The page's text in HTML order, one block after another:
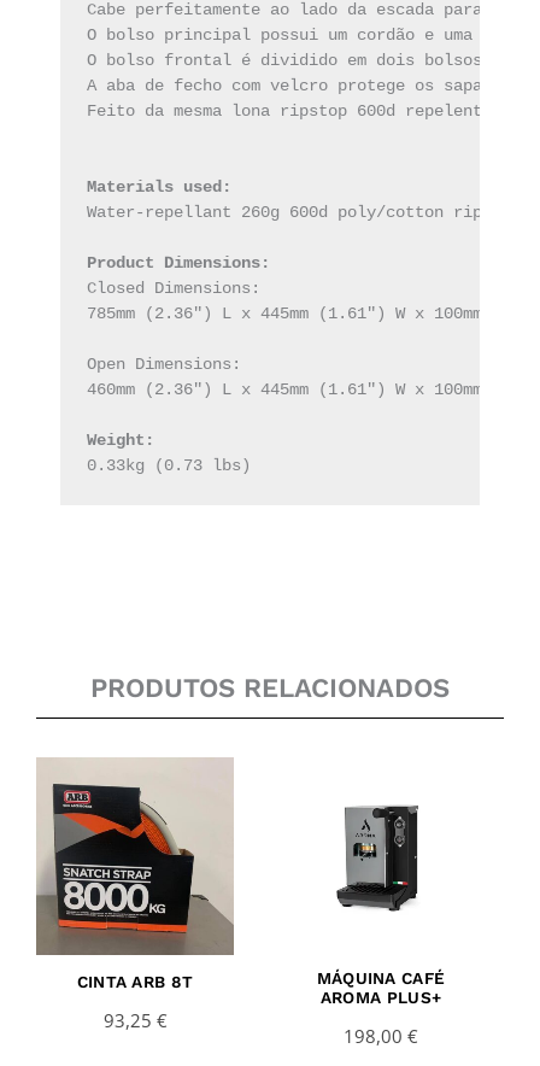
Cabe perfeitamente ao lado da escada para
O bolso principal possui um cordão e uma
O bolso frontal é dividido em dois bolsos
A aba de fecho com velcro protege os sapatos
Feito da mesma lona ripstop 600d repelente à
Materials used:
Water-repellant 260g 600d poly/cotton ripstop
Product Dimensions:
Closed Dimensions:
785mm (2.36") L x 445mm (1.61") W x 100mm
Open Dimensions:
460mm (2.36") L x 445mm (1.61") W x 100mm
Weight:
0.33kg (0.73 lbs)
PRODUTOS RELACIONADOS
CINTA ARB 8T
93,25 €
MÁQUINA CAFÉ
AROMA PLUS+
198,00 €